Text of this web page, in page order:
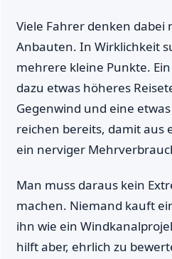
Viele Fahrer denken dabei
Anbauten. In Wirklichkeit
mehrere kleine Punkte.
dazu etwas höheres
Gegenwind und eine
reichen bereits, damit aus
ein nerviger
Man muss daraus kein
machen. Niemand kauft
ihn wie ein
hilft aber, ehrlich zu